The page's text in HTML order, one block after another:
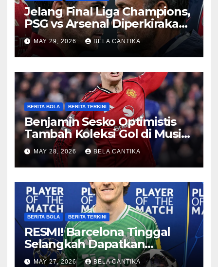
Jelang Final Liga Champions,
PSG vs Arsenal Diperkirakan
Sengit
MAY 29, 2026 BELA CANTIKA
BERITA BOLA BERITA TERKINI
Benjamin Sesko Optimistis
Tambah Koleksi Gol di Musim
2026/27
MAY 28, 2026 BELA CANTIKA
BERITA BOLA BERITA TERKINI
RESMI! Barcelona Tinggal
Selangkah Dapatkan
Anthony Gordon
MAY 27, 2026 BELA CANTIKA